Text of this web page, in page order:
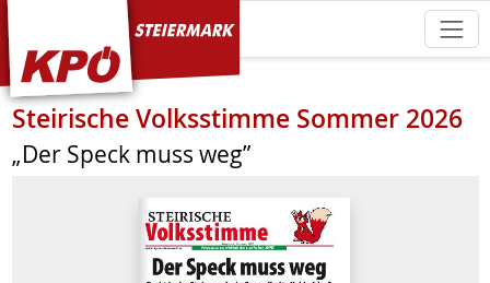
KPÖ Steiermark
Steirische Volksstimme Sommer 2026
„Der Speck muss weg”